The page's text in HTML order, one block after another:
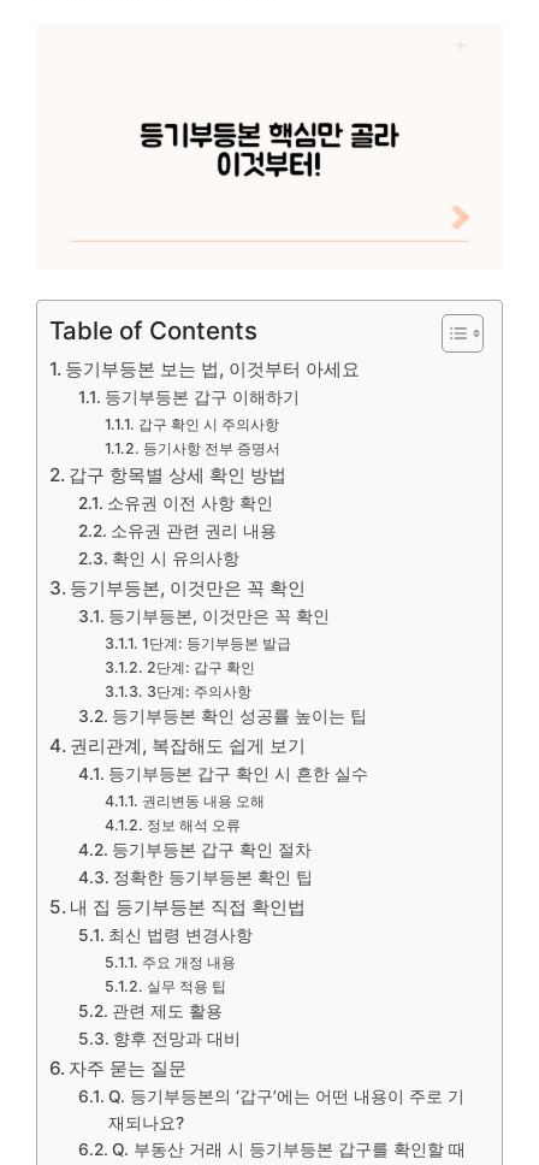
Table of Contents
등기부등본 보는 법, 이것부터 아세요
등기부등본 갑구 이해하기
갑구 확인 시 주의사항
등기사항 전부 증명서
갑구 항목별 상세 확인 방법
소유권 이전 사항 확인
소유권 관련 권리 내용
확인 시 유의사항
등기부등본, 이것만은 꼭 확인
등기부등본, 이것만은 꼭 확인
1단계: 등기부등본 발급
2단계: 갑구 확인
3단계: 주의사항
등기부등본 확인 성공률 높이는 팁
권리관계, 복잡해도 쉽게 보기
등기부등본 갑구 확인 시 흔한 실수
권리변동 내용 오해
정보 해석 오류
등기부등본 갑구 확인 절차
정확한 등기부등본 확인 팁
내 집 등기부등본 직접 확인법
최신 법령 변경사항
주요 개정 내용
실무 적용 팁
관련 제도 활용
향후 전망과 대비
자주 묻는 질문
Q. 등기부등본의 ‘갑구’에는 어떤 내용이 주로 기
재되나요?
Q. 부동산 거래 시 등기부등본 갑구를 확인할 때